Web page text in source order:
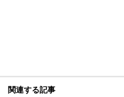
関連する記事